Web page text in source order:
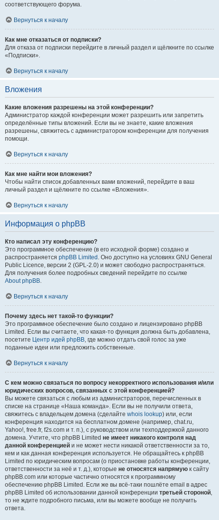
соответствующего форума.
Вернуться к началу
Как мне отказаться от подписки?
Для отказа от подписки перейдите в личный раздел и щёлкните по ссылке
«Подписки».
Вернуться к началу
Вложения
Какие вложения разрешены на этой конференции?
Администратор каждой конференции может разрешить или запретить
определённые типы вложений. Если вы не знаете, какие вложения
разрешены, свяжитесь с администратором конференции для получения
помощи.
Вернуться к началу
Как мне найти мои вложения?
Чтобы найти список добавленных вами вложений, перейдите в ваш
личный раздел и щёлкните по ссылке «Вложения».
Вернуться к началу
Информация о phpBB
Кто написал эту конференцию?
Это программное обеспечение (в его исходной форме) создано и
распространяется phpBB Limited . Оно доступно на условиях GNU General
Public Licence, версии 2 (GPL-2.0) и может свободно распространяться.
Для получения более подробных сведений перейдите по ссылке
About phpBB.
Вернуться к началу
Почему здесь нет такой-то функции?
Это программное обеспечение было создано и лицензировано phpBB
Limited. Если вы считаете, что какая-то функция должна быть добавлена,
посетите Центр идей phpBB, где можно отдать свой голос за уже
поданные идеи или предложить собственные.
Вернуться к началу
С кем можно связаться по вопросу некорректного использования и/или
юридических вопросов, связанных с этой конференцией?
Вы можете связаться с любым из администраторов, перечисленных в
списке на странице «Наша команда». Если вы не получили ответа,
свяжитесь с владельцем домена (сделайте whois lookup) или, если
конференция находится на бесплатном домене (например, chat.ru,
Yahoo!, free.fr, f2s.com и т. п.), с руководством или техподдержкой данного
домена. Учтите, что phpBB Limited не имеет никакого контроля над
данной конференцией и не может нести никакой ответственности за то,
кем и как данная конференция используется. Не обращайтесь к phpBB
Limited по юридическим вопросам (о приостановке работы конференции,
ответственности за неё и т. д.), которые не относятся напрямую к сайту
phpBB.com или которые частично относятся к программному
обеспечению phpBB Limited. Если же вы всё-таки пошлёте email в адрес
phpBB Limited об использовании данной конференции третьей стороной,
то не ждите подробного письма, или вы можете вообще не получить
ответа.